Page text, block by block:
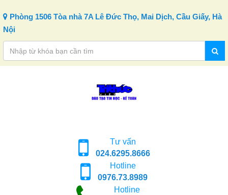
Phòng 1506 Tòa nhà 7A Lê Đức Thọ, Mai Dịch, Cầu Giấy, Hà
Nội
Tư vấn
024.6295.8666
Hotline
0976.73.8989
Hotline